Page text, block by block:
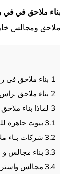
بناء ملاحق في في
ملاحق ومجالس
1 بناء ملاحق فى
2 بناء ملاحق
3 لماذا بناء
3.1 بيوت جاهزة
3.2 شركات بناء
3.3 بناء مجالس
3.4 مجالس